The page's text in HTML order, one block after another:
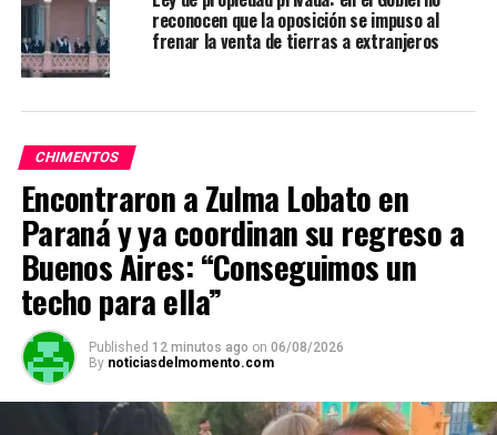
reconocen que la oposición se impuso al
frenar la venta de tierras a extranjeros
CHIMENTOS
Encontraron a Zulma Lobato en
Paraná y ya coordinan su regreso a
Buenos Aires: “Conseguimos un
techo para ella”
Published 12 minutos ago on 06/08/2026
By noticiasdelmomento.com